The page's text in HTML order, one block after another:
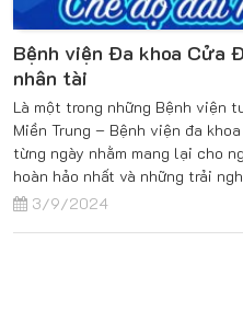
Bệnh viện Đa khoa Cửa
nhân tài
Là một trong những Bệnh viện
Miền Trung – Bệnh viện đa
từng ngày nhằm mang lại cho
hoàn hảo nhất và những trải
3/9/2024